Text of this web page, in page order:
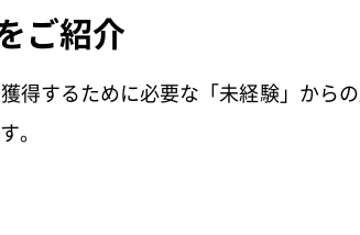
ご紹介
得するために必要な「未経験」から
。